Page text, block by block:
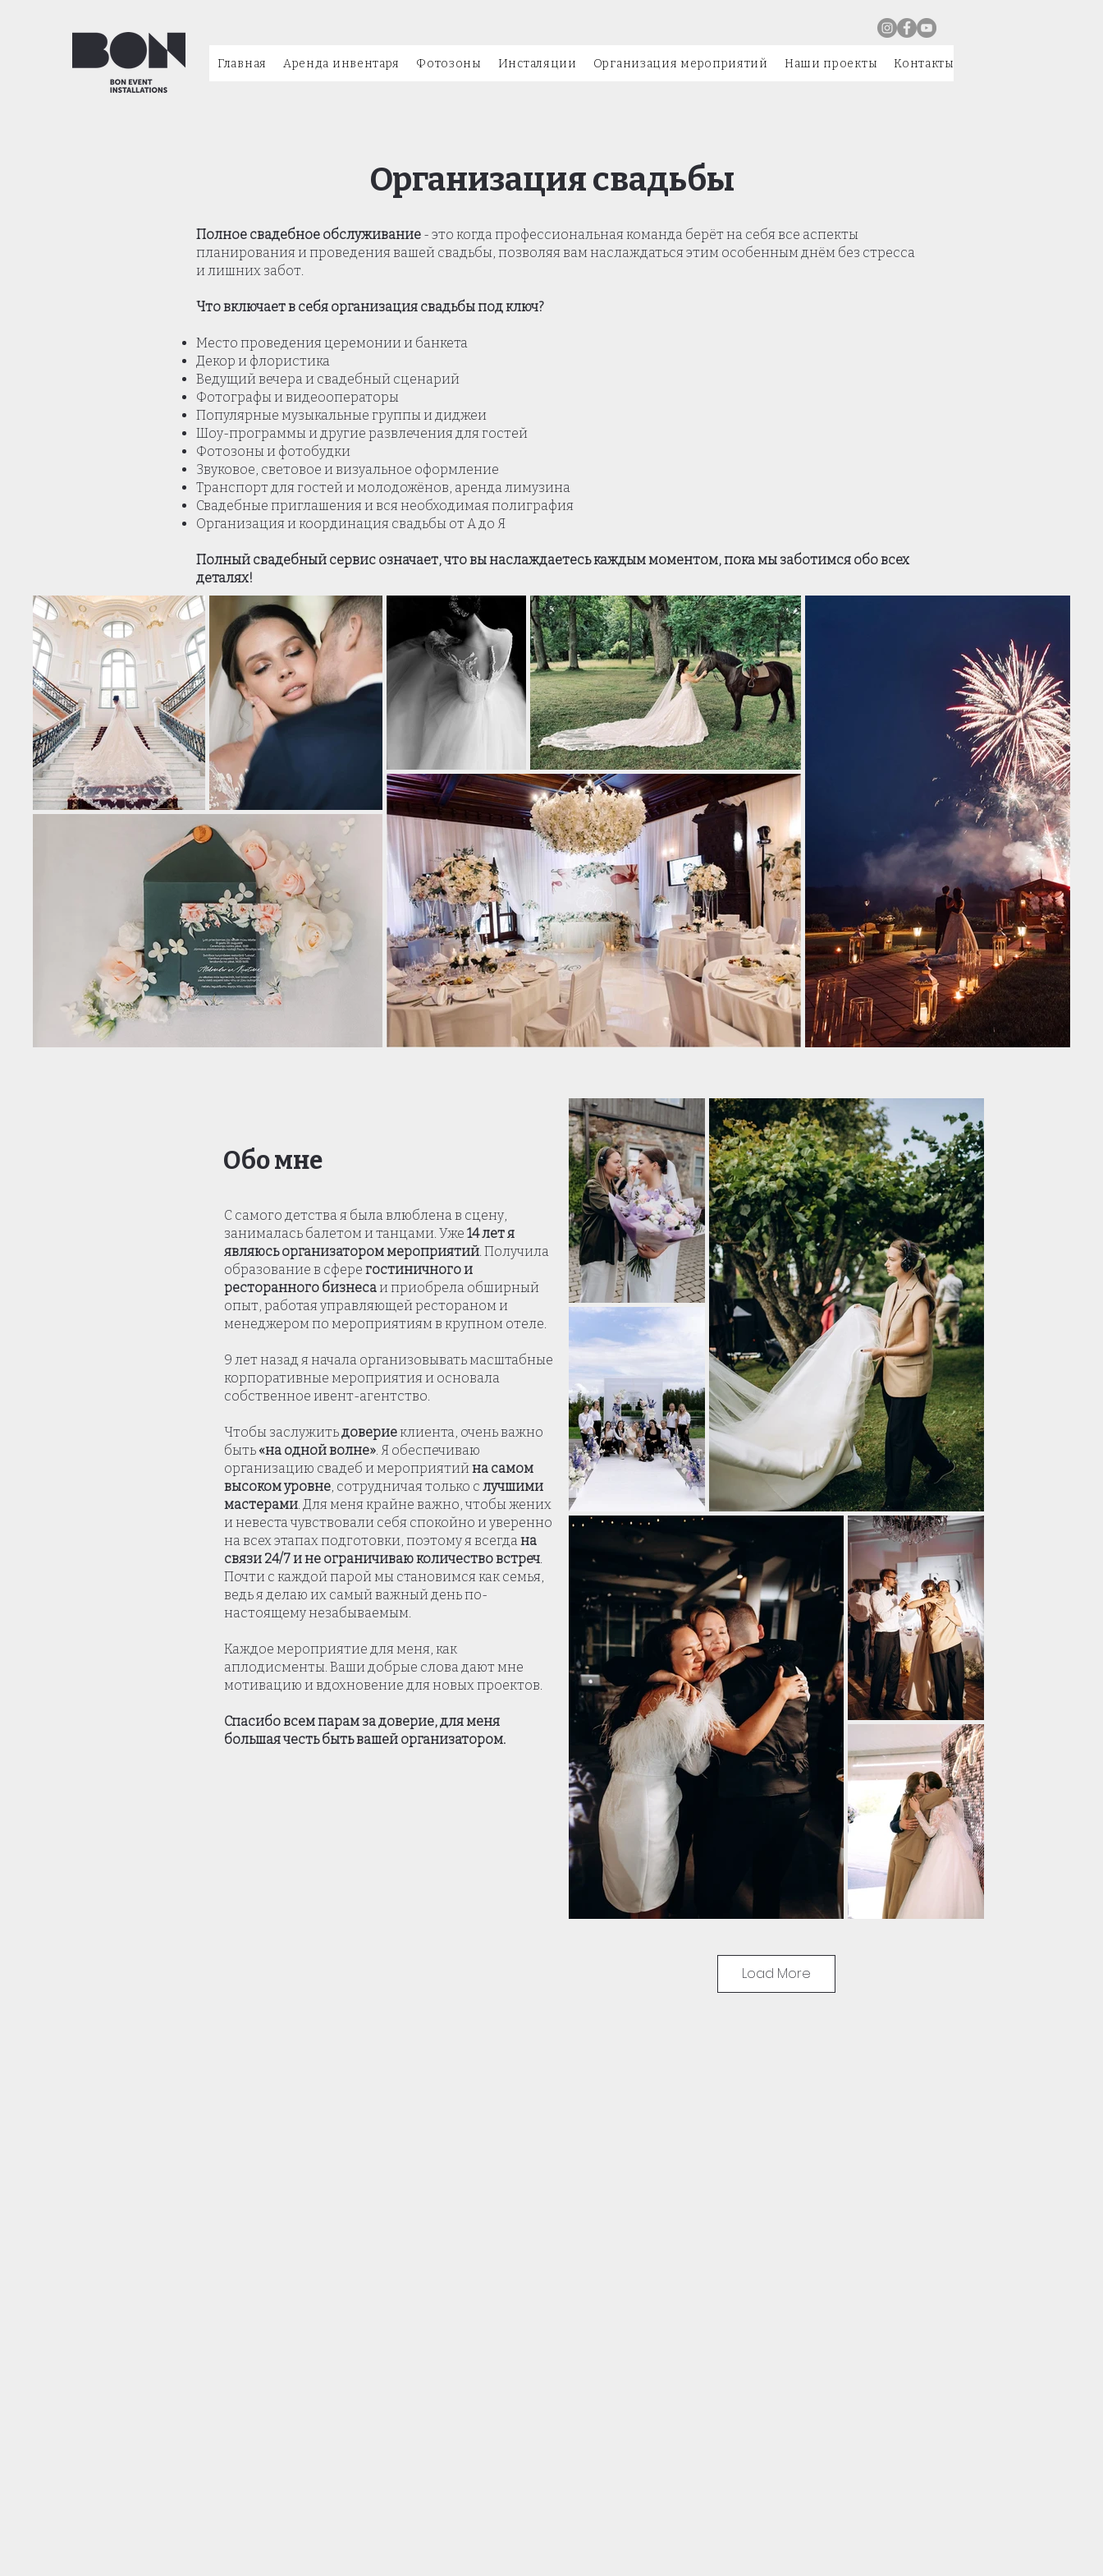
Главная Аренда инвентаря Фотозоны Инсталяции Организация мероприятий Наши проекты Контакты
Организация свадьбы
Полное свадебное обслуживание - это когда профессиональная команда берёт на себя все аспекты
планирования и проведения вашей свадьбы, позволяя вам наслаждаться этим особенным днём без стресса
и лишних забот.
Что включает в себя организация свадьбы под ключ?
Место проведения церемонии и банкета
Декор и флористика
Ведущий вечера и свадебный сценарий
Фотографы и видеооператоры
Популярные музыкальные группы и диджеи
Шоу-программы и другие развлечения для гостей
Фотозоны и фотобудки
Звуковое, световое и визуальное оформление
Транспорт для гостей и молодожёнов, аренда лимузина
Свадебные приглашения и вся необходимая полиграфия
Организация и координация свадьбы от А до Я
Полный свадебный сервис означает, что вы наслаждаетесь каждым моментом, пока мы заботимся обо всех
деталях!
Обо мне
С самого детства я была влюблена в сцену,
занималась балетом и танцами. Уже 14 лет я
являюсь организатором мероприятий. Получила
образование в сфере гостиничного и
ресторанного бизнесаи приобрела обширный
опыт, работая управляющей рестораном и
менеджером по мероприятиям в крупном отеле.
9 лет назад я начала организовывать масштабные
корпоративные мероприятия и основала
собственное ивент-агентство.
Чтобы заслужитьдовериеклиента, очень важно
быть «на одной волне». Я обеспечиваю
организацию свадеб и мероприятийна самом
высоком уровне, сотрудничая только с лучшими
мастерами. Для меня крайне важно, чтобы жених
и невеста чувствовали себя спокойно и уверенно
на всех этапах подготовки, поэтому я всегдана
связи 24/7 и не ограничиваю количество встреч.
Почти с каждой парой мы становимся как семья,
ведь я делаю их самый важный день по-
настоящему незабываемым.
Каждое мероприятие для меня, как
аплодисменты. Ваши добрые слова дают мне
мотивацию и вдохновение для новых проектов.
Спасибо всем парам за доверие, для меня
большая честь быть вашей организатором.
Load More